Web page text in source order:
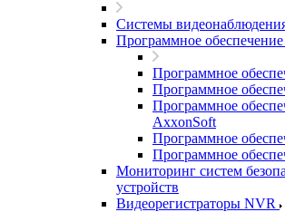
Системы
Программное обеспечение
Программное
Программное
Программное
AxxonSoft
Программное
Программное
Мониторинг систем
устройств
Видеорегистраторы NVR